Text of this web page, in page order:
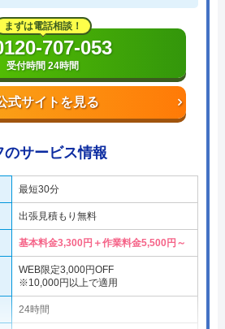
式サイトを見る
まずは電話相談！
707-053
受付時間 24時間
サービス情報
最短30分
出張見積もり無料
基本料金3,300円＋作業料金5,500円～
WEB限定3,000円OFF
※10,000円以上で適用
24時間